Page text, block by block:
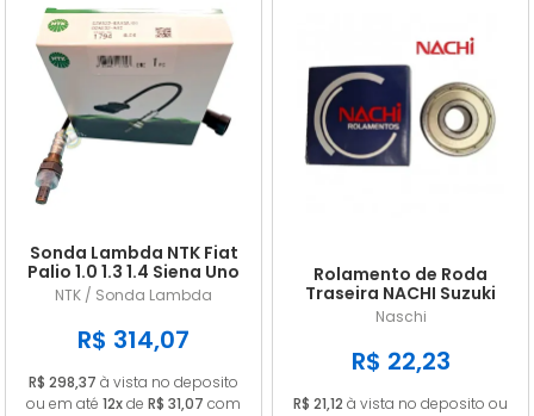
Sonda Lambda NTK Fiat
Palio 1.0 1.3 1.4 Siena Uno
Doblo Punto Strada
NTK / Sonda Lambda
R$ 314,07
R$ 298,37 à vista no deposito
ou em até 12xde R$ 31,07 com
Rolamento de Roda
Traseira NACHI Suzuki
GN 125 Intruder / Yes 125
Naschi
R$ 22,23
R$ 21,12 à vista no deposito ou